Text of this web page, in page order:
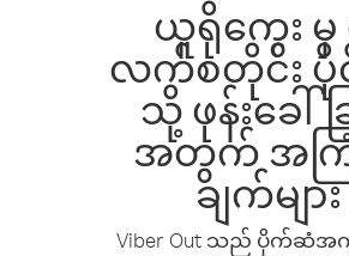
ယူရိုကွေး မှ
လက်စတိုင်း ပို
သို့ ဖုန်းခေါ်ခ
အတွက် အက
ချက်များ
Viber Out သည် ပိုက်ဆံအ